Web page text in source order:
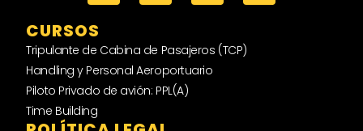
CURSOS
Tripulante de Cabina de Pasajeros (TCP)
Handling y Personal Aeroportuario
Piloto Privado de avión: PPL(A)
Time Building